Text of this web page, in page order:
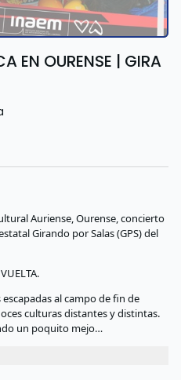
EN OURENSE | GIRA
Auriense, Ourense, concierto
Girando por Salas (GPS) del
al campo de fin de
culturas distantes y distintas.
un poquito mejo…